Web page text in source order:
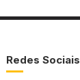
Redes Sociais